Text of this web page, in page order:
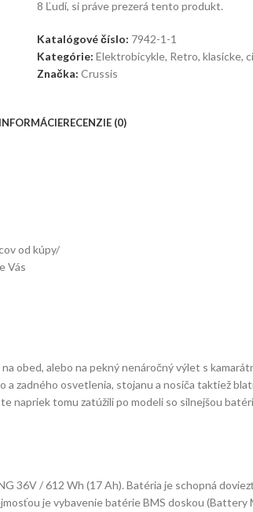
8 Ľudí, si práve prezerá tento produkt.
Katalógové číslo: 7942-1-1
Kategórie: Elektrobicykle, Retro, klasicke,
Značka: Crussis
RECENZIE (0)
od kúpy/
Vás
obed, alebo na pekný nenáročný výlet s
zadného osvetlenia, stojanu a nosiča taktiež
napriek tomu zatúžili po modeli so silnejšou
36V / 612 Wh (17 Ah). Batéria je schopná
je vybavenie batérie BMS doskou